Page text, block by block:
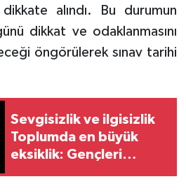
alındı. Bu durumun
dikkat ve odaklanmasını
öngörülerek sınav tarihi
Sevgisizlik ve ilgisizlik
Toplumda en büyük
eksiklik: Gençleri